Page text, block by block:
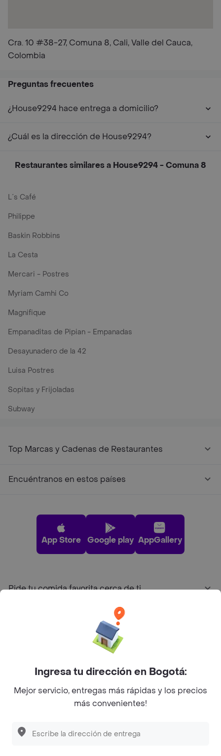
Cra. 10 #38-27, Comuna 8, Cali, Valle del Cauca,
Colombia
Preguntas frecuentes
¿House9294 hace entrega a domicilio?
¿Cuál es la dirección de House9294?
Restaurantes similares a House9294 - Comuna 8
L´s Café
Philippe
Baskin Robbins
La Cesta
Mercari - Postres
Myriam Camhi Co
Magnifique
Empanaditas de Pipian - Empanadas
Desayunadero de la 42
Luisa Postres
Sopitas y Frijoladas
Subway
Top Marcas y Cadenas de Restaurantes
Encuéntranos en estos países
App Store Google play AppGallery
Pide tu comida favorita cerca de ti
Sobre Rappi
Facebook
Twitter
Instagram
©2026Rappi Inc. All rights reserved.
Ingresa tu dirección en Bogotá:
Mejor servicio, entregas más rápidas y los precios
más convenientes!